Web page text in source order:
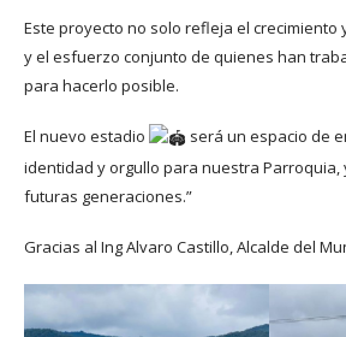
Este proyecto no solo refleja el crecimiento
y el esfuerzo conjunto de quienes han
para hacerlo posible.
El nuevo estadio
será un espacio de
identidad y orgullo para nuestra Parroquia,
futuras generaciones.”
Gracias al Ing Alvaro Castillo, Alcalde del